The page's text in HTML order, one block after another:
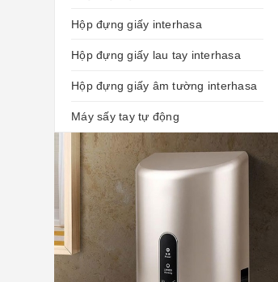
Hộp đựng giấy interhasa
Hộp đựng giấy lau tay interhasa
Hộp đựng giấy âm tường interhasa
Máy sấy tay tự động